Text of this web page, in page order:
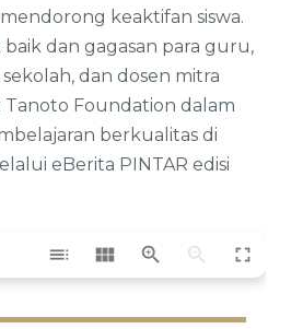
keaktifan siswa.
dan gagasan para guru,
dan dosen mitra
Tanoto Foundation dalam
berkualitas di
eBerita PINTAR edisi
toc view_module zoom_in zoom_out fullscreen